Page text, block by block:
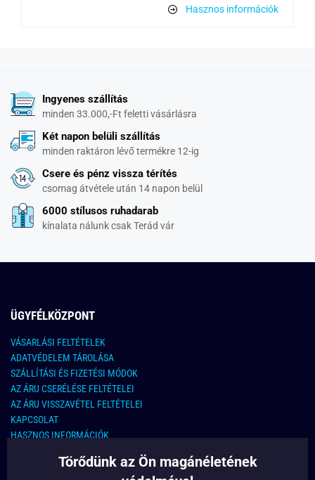
Hasznos információk
Ingyenes szállítás
minden 33.000,-Ft feletti vásárlásra
Két napon belüli szállítás
minden raktáron lévő termékre 12-ig
Csere és pénz vissza térítés
csomag átvétele után 14 napon belül
6000 stílusos ruhadarab
kínalata nálunk csak Terád vár
ÜGYFÉLKÖZPONT
VÁSARLÁSI FELTÉTELEK
ADATVÉDELEM TÁROLÁSA
SZÁLLÍTÁSI ÉS FIZETÉSI MÓDOK
AZ ÁRU CSERÉLÉSE FELTÉTELEI
AZ ÁRU VISSZAVÉTEL FELTÉTELEI
KAPCSOLAT
HASZNOS INFORMÁCIÓK
KAPCSOLATTörődünk az Ön magánéletének